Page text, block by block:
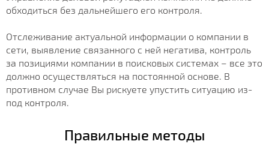
обходиться без дальнейшего его контроля.
Отслеживание актуальной информации о компании в
сети, выявление связанного с ней негатива, контроль
за позициями компании в поисковых системах – все это
должно осуществляться на постоянной основе. В
противном случае Вы рискуете упустить ситуацию из-
под контроля.
Правильные методы